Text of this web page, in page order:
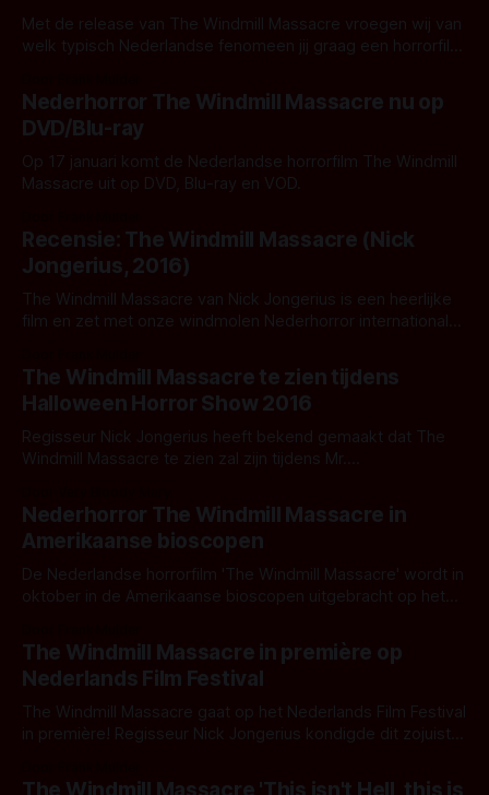
Met de release van The Windmill Massacre vroegen wij van
welk typisch Nederlandse fenomeen jij graag een horrorfilm
geheel verrassend bestond het gros van de inzendingen uit
kaas, tulpen en klompen. Omdat het maken van een keuze
zo moeilijk was, hebben
Nederhorror The Windmill Massacre nu op
DVD/Blu-ray
Op 17 januari komt de Nederlandse horrorfilm The Windmill
Massacre uit op DVD, Blu-ray en VOD.
Recensie: The Windmill Massacre (Nick
Jongerius, 2016)
The Windmill Massacre van Nick Jongerius is een heerlijke
film en zet met onze windmolen Nederhorror international
The Windmill Massacre te zien tijdens
Halloween Horror Show 2016
Regisseur Nick Jongerius heeft bekend gemaakt dat The
Windmill Massacre te zien zal zijn tijdens Mr.
Nederhorror The Windmill Massacre in
Amerikaanse bioscopen
De Nederlandse horrorfilm 'The Windmill Massacre' wordt in
oktober in de Amerikaanse bioscopen uitgebracht op het
The Windmill Massacre in première op
Nederlands Film Festival
The Windmill Massacre gaat op het Nederlands Film Festival
in première! Regisseur Nick Jongerius kondigde dit zojuist